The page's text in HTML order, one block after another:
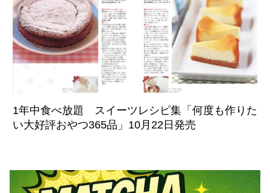
1年中食べ放題 スイーツレシピ集「何度も作りた
い大好評おやつ365品」10月22日発売